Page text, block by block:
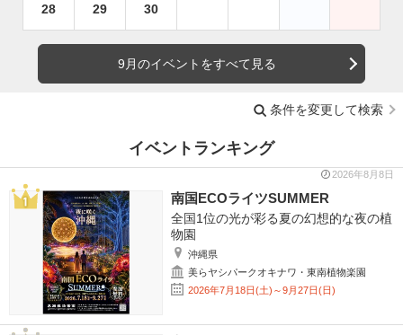
28 29 30
9月のイベントをすべて見る
条件を変更して検索
イベントランキング
2026年8月8日
南国ECOライツSUMMER
全国1位の光が彩る夏の幻想的な夜の植
物園
沖縄県
美らヤシパークオキナワ・東南植物楽園
2026年7月18日(土)～9月27日(日)